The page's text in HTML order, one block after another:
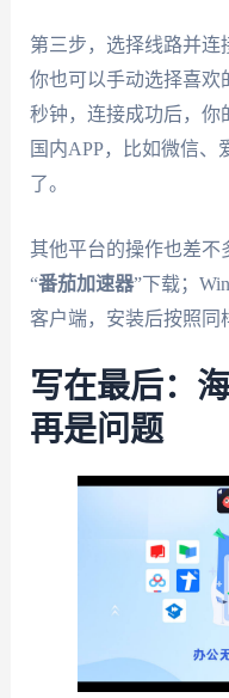
第三步，选择线路并连
你也可以手动选择喜欢
秒钟，连接成功后，你
国内APP，比如微信、
了。
其他平台的操作也差不
“番茄加速器”下载；
客户端，安装后按照同
写在最后：
再是问题